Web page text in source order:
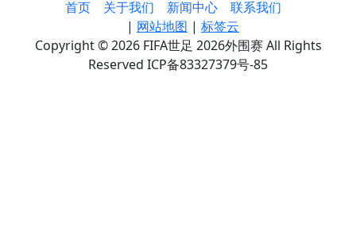
首页 关于我们 新闻中心
联系我们
| 网站地图 | 标签云
Copyright © 2026 FIFA世足 2026外围赛 All Rights
Reserved ICP备83327379号-85